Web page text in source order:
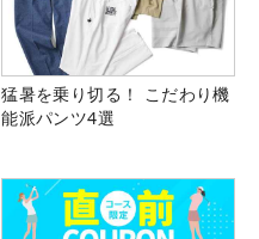
猛暑を乗り切る！ こだわり機
能派パンツ4選